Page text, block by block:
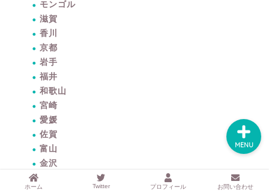
モンゴル
滋賀
香川
京都
岩手
福井
和歌山
宮崎
愛媛
佐賀
富山
金沢
福島
ホーム Twitter プロフィール お問い合わせ
MENU